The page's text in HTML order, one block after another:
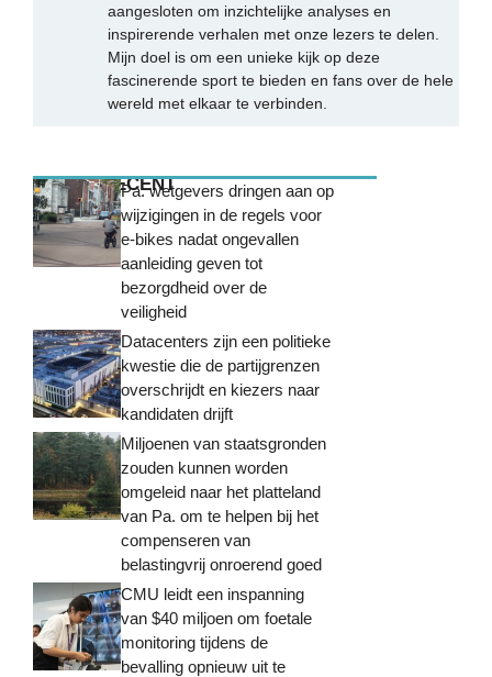
aangesloten om inzichtelijke analyses en
inspirerende verhalen met onze lezers te delen.
Mijn doel is om een unieke kijk op deze
fascinerende sport te bieden en fans over de hele
wereld met elkaar te verbinden.
MEEST RECENTPa. wetgevers dringen aan op
wijzigingen in de regels voor
e-bikes nadat ongevallen
aanleiding geven tot
bezorgdheid over de
veiligheid
Datacenters zijn een politieke
kwestie die de partijgrenzen
overschrijdt en kiezers naar
kandidaten drijft
Miljoenen van staatsgronden
zouden kunnen worden
omgeleid naar het platteland
van Pa. om te helpen bij het
compenseren van
belastingvrij onroerend goed
CMU leidt een inspanning
van $40 miljoen om foetale
monitoring tijdens de
bevalling opnieuw uit te